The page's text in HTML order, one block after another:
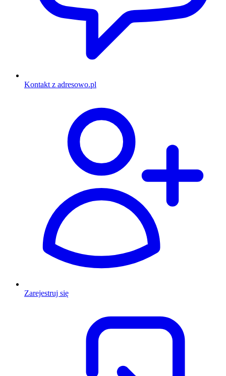
Kontakt z adresowo.pl
Zarejestruj się